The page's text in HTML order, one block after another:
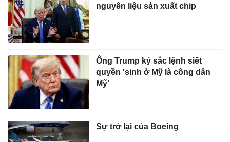
nguyên liệu sản xuất chip
Ông Trump ký sắc lệnh siết
quyền 'sinh ở Mỹ là công dân
Mỹ'
Sự trở lại của Boeing